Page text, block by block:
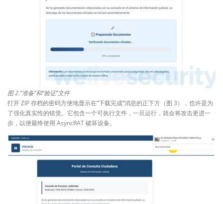
图 2.“准备”和“验证”文件
打开 ZIP 存档的密码方便地显示在“下载完成”消息的正下方（图 3），也许是为
了强化真实性的错觉。它包含一个可执行文件，一旦运行，就会将攻击更进一
步，以便最终使用 AsyncRAT 破坏设备。